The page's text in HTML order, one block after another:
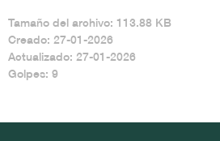
Tamaño del archivo: 113.88 KB
Creado: 27-01-2026
Actualizado: 27-01-2026
Golpes: 9